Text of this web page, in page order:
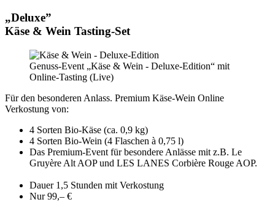
„Deluxe”
Käse & Wein Tasting-Set
Genuss-Event „Käse & Wein - Deluxe-Edition“ mit
Online-Tasting (Live)
Für den besonderen Anlass. Premium Käse-Wein Online
Verkostung von:
4 Sorten Bio-Käse (ca. 0,9 kg)
4 Sorten Bio-Wein (4 Flaschen à 0,75 l)
Das Premium-Event für besondere Anlässe mit z.B. Le
Gruyère Alt AOP und LES LANES Corbière Rouge AOP.
Dauer 1,5 Stunden mit Verkostung
Nur 99,– €